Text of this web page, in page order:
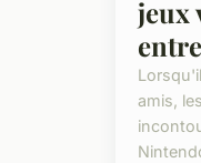
jeux
amis,